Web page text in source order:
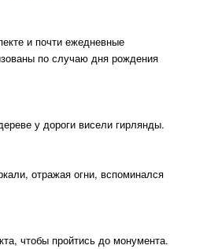
и почти ежедневные
по случаю дня рождения
у дороги висели гирлянды.
отражая огни, вспоминался
чтобы пройтись до монумента.